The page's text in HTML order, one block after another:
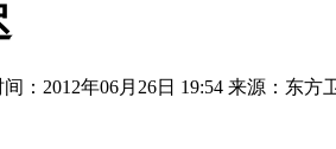
：2012年06月26日 19:54 来源：东方